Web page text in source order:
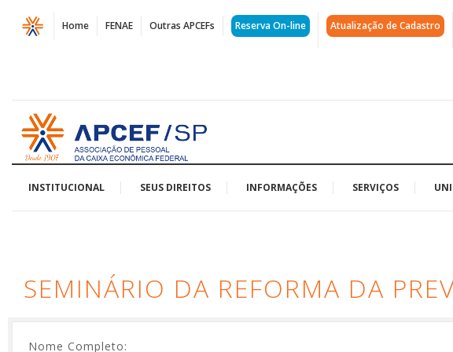
Página
Seminário
Reforma
da
Previdência
APCEF/SP
Home FENAE Outras APCEFs Reserva On-line Atualização de Cadastro
Acessar
página
inicial
INSTITUCIONAL SEUS DIREITOS INFORMAÇÕES SERVIÇOS
SEMINÁRIO DA REFORMA DA
Nome Completo: